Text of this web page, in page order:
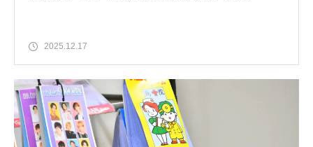
2025.12.17